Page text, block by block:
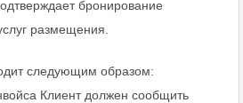
бронирование
размещения.
следующим образом:
Клиент должен сообщить